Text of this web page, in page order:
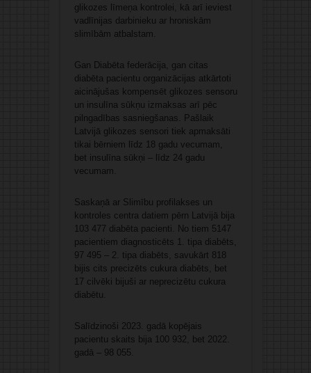
glikozes līmeņa kontrolei, kā arī ieviest
vadlīnijas darbinieku ar hroniskām
slimībām atbalstam.
Gan Diabēta federācija, gan citas
diabēta pacientu organizācijas atkārtoti
aicinājušas kompensēt glikozes sensoru
un insulīna sūkņu izmaksas arī pēc
pilngadības sasniegšanas. Pašlaik
Latvijā glikozes sensori tiek apmaksāti
tikai bērniem līdz 18 gadu vecumam,
bet insulīna sūkņi – līdz 24 gadu
vecumam.
Saskaņā ar Slimību profilakses un
kontroles centra datiem pērn Latvijā bija
103 477 diabēta pacienti. No tiem 5147
pacientiem diagnosticēts 1. tipa diabēts,
97 495 – 2. tipa diabēts, savukārt 818
bijis cits precizēts cukura diabēts, bet
17 cilvēki bijuši ar neprecizētu cukura
diabētu.
Salīdzinoši 2023. gadā kopējais
pacientu skaits bija 100 932, bet 2022.
gadā – 98 055.